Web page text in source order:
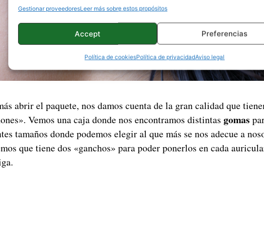
Gestionar proveedoresLeer más sobre estos propósitos
Accept Preferencias
Política de cookiesPolítica de privacidadAviso legal
abrir el paquete, nos damos cuenta de la gran calidad que
Vemos una caja donde nos encontramos distintas gomas
tamaños donde podemos elegir al que más se nos adecue a
que tiene dos «ganchos» para poder ponerlos en cada